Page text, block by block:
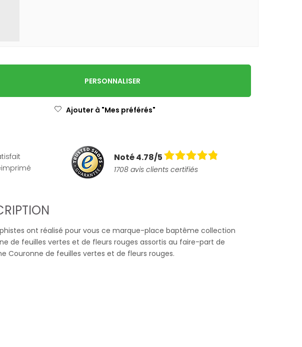
PERSONNALISER
Ajouter à "Mes préférés"
Noté 4.78/5
1708 avis clients certifiés
ont réalisé pour vous ce marque-place baptême collection
de feuilles vertes et de fleurs rouges assortis au faire-part de
Couronne de feuilles vertes et de fleurs rouges.